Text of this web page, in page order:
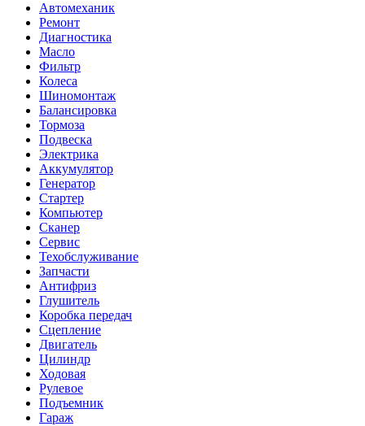
Автомеханик
Ремонт
Диагностика
Масло
Фильтр
Колеса
Шиномонтаж
Балансировка
Тормоза
Подвеска
Электрика
Аккумулятор
Генератор
Стартер
Компьютер
Сканер
Сервис
Техобслуживание
Запчасти
Антифриз
Глушитель
Коробка передач
Сцепление
Двигатель
Цилиндр
Ходовая
Рулевое
Подъемник
Гараж